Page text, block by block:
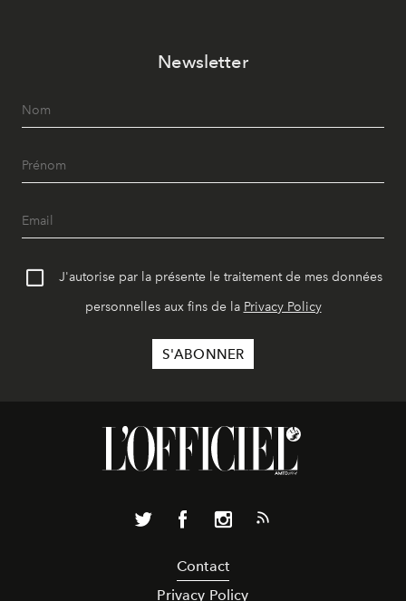
Newsletter
J'autorise par la présente le traitement de mes données
personnelles aux fins de la Privacy Policy
Contact
Privacy Policy